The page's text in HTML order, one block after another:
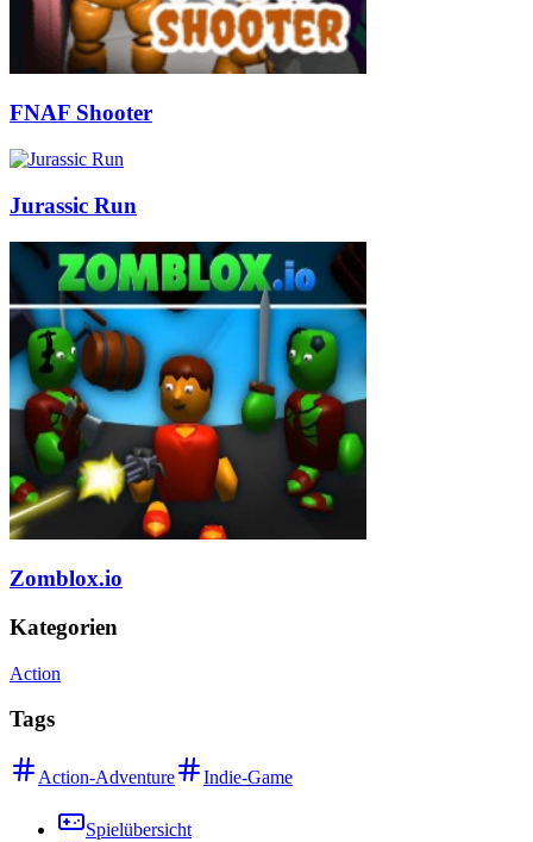
FNAF Shooter
Jurassic Run
Zomblox.io
Kategorien
Action
Tags
Action-Adventure Indie-Game
Spielübersicht